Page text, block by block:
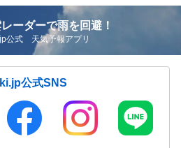
ーダーで雨を回避！
公式 天気予報アプリ
公式SNS